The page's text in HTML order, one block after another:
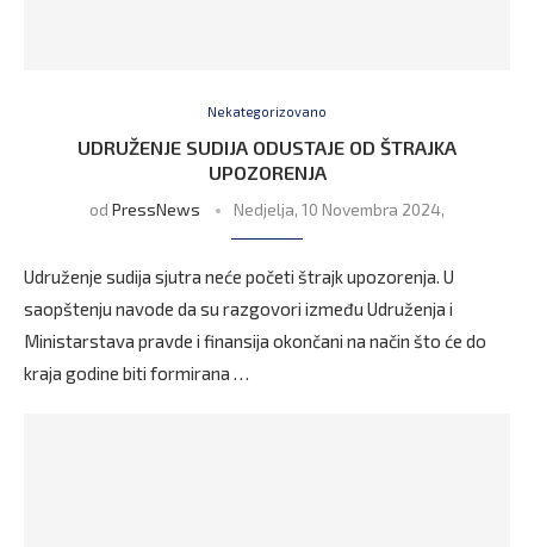
Nekategorizovano
UDRUŽENJE SUDIJA ODUSTAJE OD ŠTRAJKA
UPOZORENJA
od PressNews Nedjelja, 10 Novembra 2024,
Udruženje sudija sjutra neće početi štrajk upozorenja. U
saopštenju navode da su razgovori između Udruženja i
Ministarstava pravde i finansija okončani na način što će do
kraja godine biti formirana …